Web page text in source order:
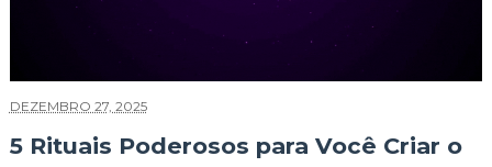
DEZEMBRO 27, 2025
5 Rituais Poderosos para Você Criar o